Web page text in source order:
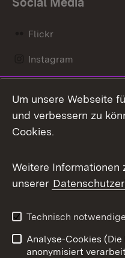
Flickr
Instagram
Mastodon
Messenger
Social Wall
X / Twitter
Youtube
Um unsere Webseite
und verbessern zu
Cookies.
Weitere Informationen
unserer
Technisch
Analyse-Cookies
anonymisiert